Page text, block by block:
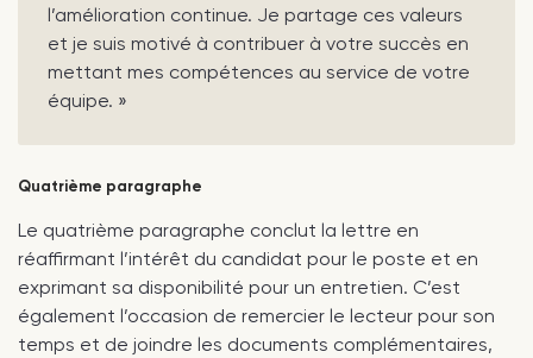
l’amélioration continue. Je partage ces valeurs
et je suis motivé à contribuer à votre succès en
mettant mes compétences au service de votre
équipe. »
Quatrième paragraphe
Le quatrième paragraphe conclut la lettre en
réaffirmant l’intérêt du candidat pour le poste et en
exprimant sa disponibilité pour un entretien. C’est
également l’occasion de remercier le lecteur pour son
temps et de joindre les documents complémentaires,